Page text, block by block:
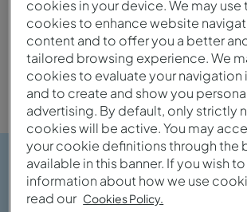
Cidade
cookies in your device. We may use
cookies to enhance website
content and to offer you a better
tailored browsing experience. We
cookies to evaluate your navigation
and to create and show you
advertising. By default, only strictly
cookies will be active. You may
your cookie definitions through the
available in this banner. If you wish
information about how we use
read our Cookies Policy.